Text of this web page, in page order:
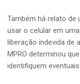
Também há relato de
usar o celular em
liberação indevida de
MPRO determinou
identifiquem